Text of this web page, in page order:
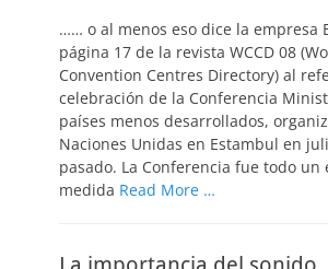
…… o al menos eso dice la empresa
página 17 de la revista WCCD 08
Convention Centres Directory) al
celebración de la Conferencia
países menos desarrollados,
Naciones Unidas en Estambul en
pasado. La Conferencia fue todo un
medida Read More …